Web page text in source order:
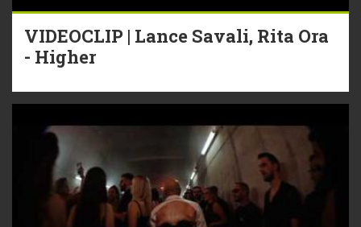
VIDEOCLIP | Lance Savali, Rita Ora
- Higher